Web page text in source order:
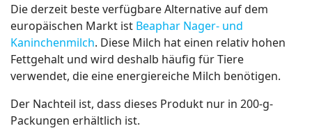
Die derzeit beste verfügbare Alternative auf dem
europäischen Markt ist Beaphar Nager- und
Kaninchenmilch. Diese Milch hat einen relativ hohen
Fettgehalt und wird deshalb häufig für Tiere
verwendet, die eine energiereiche Milch benötigen.
Der Nachteil ist, dass dieses Produkt nur in 200-g-
Packungen erhältlich ist.